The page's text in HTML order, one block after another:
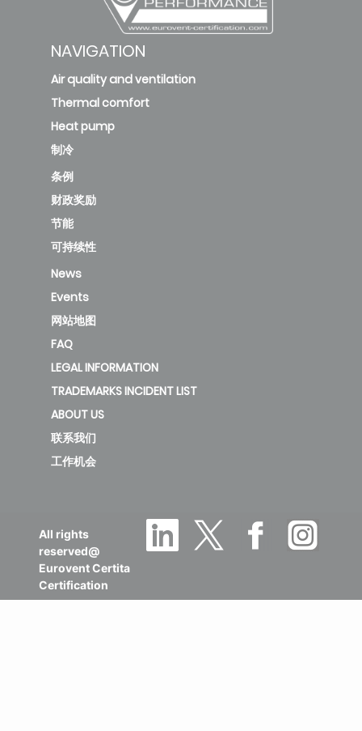
NAVIGATION
Air quality and ventilation
Thermal comfort
Heat pump
制冷
条例
财政奖励
节能
可持续性
News
Events
网站地图
FAQ
LEGAL INFORMATION
TRADEMARKS INCIDENT LIST
ABOUT US
联系我们
工作机会
All rights
reserved@
Eurovent Certita
Certification